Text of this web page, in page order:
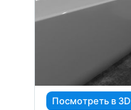
Посмотреть в 3D